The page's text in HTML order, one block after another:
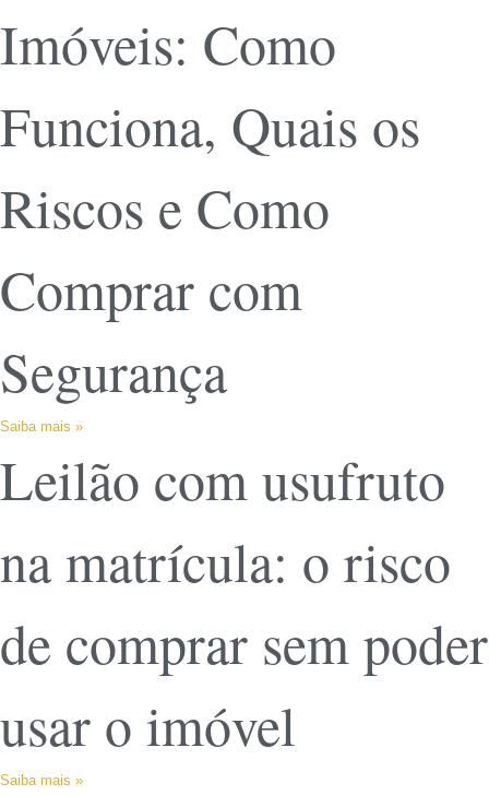
Imóveis: Como
Funciona, Quais os
Riscos e Como
Comprar com
Segurança
Saiba mais »
Leilão com usufruto
na matrícula: o risco
de comprar sem poder
usar o imóvel
Saiba mais »